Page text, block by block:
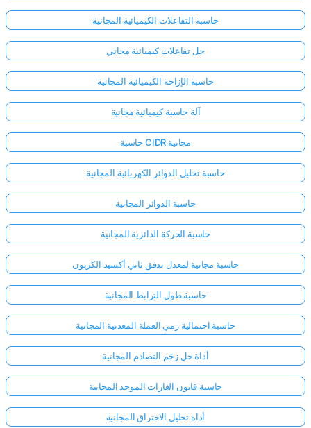
حاسبة التفاعلات الكيميائية المجانية
حل تفاعلات كيميائية مجاني
حاسبة الإزاحة الكيميائية المجانية
آلة حاسبة كيميائية مجانية
حاسبة CIDR مجانية
حاسبة تحليل الدوائر الكهربائية المجانية
حاسبة الدوائر المجانية
حاسبة الحركة الدائرية المجانية
حاسبة مجانية لمعدل تدفق ثاني أكسيد الكربون
حاسبة طول الترابط المجانية
حاسبة احتمالية رمي العملة المعدنية المجانية
أداة حل زخم التصادم المجانية
حاسبة قانون الغازات الموحد المجانية
أداة تحليل الاحتراق المجانية